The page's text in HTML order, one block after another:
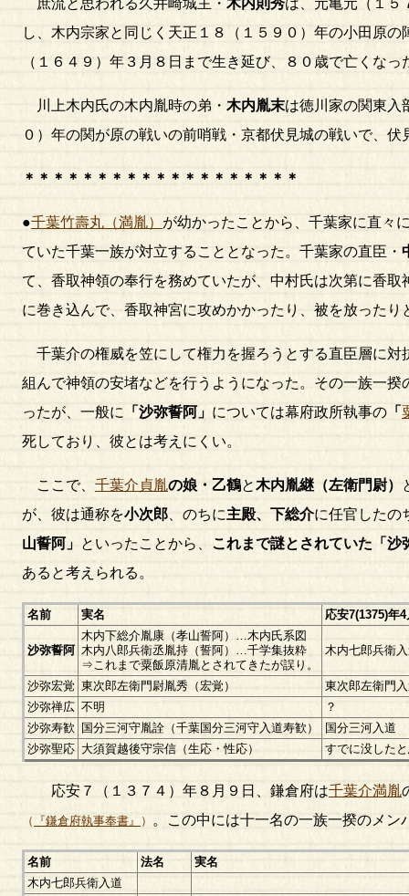
庶流と思われる久井崎城主・ 木内則秀は、元亀元（１５
し、木内宗家と同じく天正１８（１５９０）年の小田原
（１６４９）年３月８日まで生き延び、８０歳で亡くなっ
川上木内氏の木内胤時の弟・ 木内胤末は徳川家の関東入
０）年の関が原の戦いの前哨戦・京都伏見城の戦いで、
＊＊＊＊＊＊＊＊＊＊＊＊＊＊＊＊＊＊＊
●千葉竹壽丸（満胤） が幼かったことから、千葉家に直々
ていた千葉一族が対立することとなった。千葉家の直臣・
て、香取神領の奉行を務めていたが、中村氏は次第に香
に巻き込んで、香取神宮に攻めかかったり、被を放った
千葉介の権威を笠にして権力を握ろうとする直臣層に対
組んで神領の安堵などを行うようになった。その一族一揆
ったが、一般に
「沙弥誓阿」 については幕府政所執事の 「
死しており、彼とは考えにくい。
ここで、 千葉介貞胤の娘・乙鶴と木内胤継（左衛門尉）
が、彼は通称を小次郎、のちに主殿、下総介に任官したの
山誓阿」 といったことから、 これまで謎とされていた「沙
あると考えられる。
名前 実名 応安7(1375)年
沙弥誓阿
木内下総介胤康（孝山誓阿）…木内氏系図
木内八郎兵衛丞胤持（誓阿）…千学集抜粋
⇒これまで粟飯原清胤とされてきたが誤り。
木内七郎兵衛
沙弥宏覚 東次郎左衛門尉胤秀（宏覚）
東次郎左衛門
沙弥禅広 不明
？
沙弥寿歓
国分三河守胤詮（千葉国分三河守入道寿歓）
国分三河入道
沙弥聖応 大須賀越後守宗信（生応・性応） すでに没した
応安７（１３７４）年８月９日、鎌倉府は千葉介満胤
（ 『鎌倉府執事奉書』 ） 。この中には十一名の一族一揆のメ
名前 法名
実名
木内七郎兵衛入道